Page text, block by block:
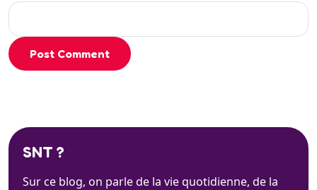
Post Comment
SNT ?
Sur ce blog, on parle de la vie quotidienne, de la